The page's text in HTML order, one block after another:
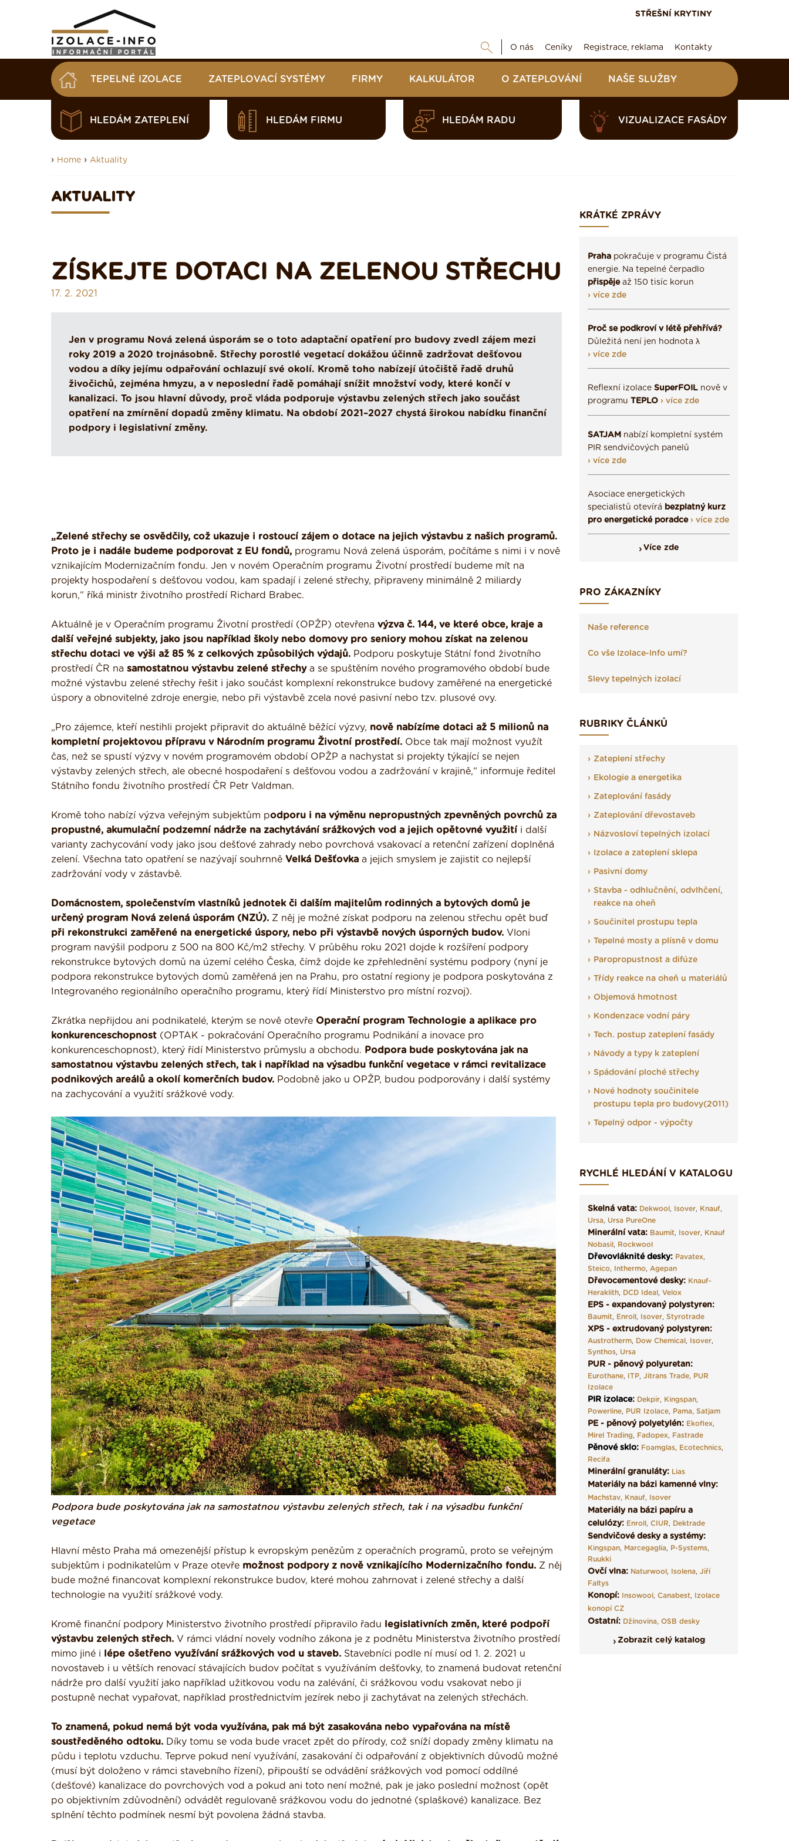
STŘEŠNÍ KRYTINY
O nás Ceníky Registrace, reklama Kontakty
TEPELNÉ IZOLACE ZATEPLOVACÍ SYSTÉMY FIRMY KALKULÁTOR O ZATEPLOVÁNÍ NAŠE SLUŽBY
HLEDÁM ZATEPLENÍ HLEDÁM FIRMU HLEDÁM RADU VIZUALIZACE FASÁDY
› Home › Aktuality
AKTUALITY
ZÍSKEJTE DOTACI NA ZELENOU STŘECHU
17. 2. 2021
Jen v programu Nová zelená úsporám se o toto adaptační opatření pro budovy zvedl zájem mezi
roky 2019 a 2020 trojnásobně. Střechy porostlé vegetací dokážou účinně zadržovat dešťovou
vodou a díky jejímu odpařování ochlazují své okolí. Kromě toho nabízejí útočiště řadě druhů
živočichů, zejména hmyzu, a v neposlední řadě pomáhají snížit množství vody, které končí v
kanalizaci. To jsou hlavní důvody, proč vláda podporuje výstavbu zelených střech jako součást
opatření na zmírnění dopadů změny klimatu. Na období 2021–2027 chystá širokou nabídku finanční
podpory i legislativní změny.
„Zelené střechy se osvědčily, což ukazuje i rostoucí zájem o dotace na jejich výstavbu z našich programů.
Proto je i nadále budeme podporovat z EU fondů, programu Nová zelená úsporám, počítáme s nimi i v nově
vznikajícím Modernizačním fondu. Jen v novém Operačním programu Životní prostředí budeme mít na
projekty hospodaření s dešťovou vodou, kam spadají i zelené střechy, připraveny minimálně 2 miliardy
korun,“ říká ministr životního prostředí Richard Brabec.
Aktuálně je v Operačním programu Životní prostředí (OPŽP) otevřena výzva č. 144, ve které obce, kraje a
další veřejné subjekty, jako jsou například školy nebo domovy pro seniory mohou získat na zelenou
střechu dotaci ve výši až 85 % z celkových způsobilých výdajů. Podporu poskytuje Státní fond životního
prostředí ČR na samostatnou výstavbu zelené střechya se spuštěním nového programového období bude
možné výstavbu zelené střechy řešit i jako součást komplexní rekonstrukce budovy zaměřené na energetické
úspory a obnovitelné zdroje energie, nebo při výstavbě zcela nové pasivní nebo tzv. plusové ovy.
„Pro zájemce, kteří nestihli projekt připravit do aktuálně běžící výzvy, nově nabízíme dotaci až 5 milionů na
kompletní projektovou přípravu v Národním programu Životní prostředí. Obce tak mají možnost využít
čas, než se spustí výzvy v novém programovém období OPŽP a nachystat si projekty týkající se nejen
výstavby zelených střech, ale obecné hospodaření s dešťovou vodou a zadržování v krajině,“ informuje ředitel
Státního fondu životního prostředí ČR Petr Valdman.
Kromě toho nabízí výzva veřejným subjektům podporu i na výměnu nepropustných zpevněných povrchů za
propustné, akumulační podzemní nádrže na zachytávání srážkových vod a jejich opětovné využití i další
varianty zachycování vody jako jsou dešťové zahrady nebo povrchová vsakovací a retenční zařízení doplněná
zelení. Všechna tato opatření se nazývají souhrnně Velká Dešťovka a jejich smyslem je zajistit co nejlepší
zadržování vody v zástavbě.
Domácnostem, společenstvím vlastníků jednotek či dalším majitelům rodinných a bytových domů je
určený program Nová zelená úsporám (NZÚ). Z něj je možné získat podporu na zelenou střechu opět buď
při rekonstrukci zaměřené na energetické úspory, nebo při výstavbě nových úsporných budov. Vloni
program navýšil podporu z 500 na 800 Kč/m2 střechy. V průběhu roku 2021 dojde k rozšíření podpory
rekonstrukce bytových domů na území celého Česka, čímž dojde ke zpřehlednění systému podpory (nyní je
podpora rekonstrukce bytových domů zaměřená jen na Prahu, pro ostatní regiony je podpora poskytována z
Integrovaného regionálního operačního programu, který řídí Ministerstvo pro místní rozvoj).
Zkrátka nepřijdou ani podnikatelé, kterým se nově otevře Operační program Technologie a aplikace pro
konkurenceschopnost (OPTAK - pokračování Operačního programu Podnikání a inovace pro
konkurenceschopnost), který řídí Ministerstvo průmyslu a obchodu.
Podpora bude poskytována jak na
samostatnou výstavbu zelených střech, tak i například na výsadbu funkční vegetace v rámci revitalizace
podnikových areálů a okolí komerčních budov. Podobně jako u OPŽP, budou podporovány i další systémy
na zachycování a využití srážkové vody.
Podpora bude poskytována jak na samostatnou výstavbu zelených střech, tak i na výsadbu funkční
vegetace
Hlavní město Praha má omezenější přístup k evropským penězům z operačních programů, proto se veřejným
subjektům i podnikatelům v Praze otevře možnost podpory z nově vznikajícího Modernizačního fondu. Z něj
bude možné financovat komplexní rekonstrukce budov, které mohou zahrnovat i zelené střechy a další
technologie na využití srážkové vody.
Kromě finanční podpory Ministerstvo životního prostředí připravilo řadu legislativních změn, které podpoří
výstavbu zelených střech. V rámci vládní novely vodního zákona je z podnětu Ministerstva životního prostředí
mimo jiné i lépe ošetřeno využívání srážkových vod u staveb. Stavebníci podle ní musí od 1. 2. 2021 u
novostaveb i u větších renovací stávajících budov počítat s využíváním dešťovky, to znamená budovat retenční
nádrže pro další využití jako například užitkovou vodu na zalévání, či srážkovou vodu vsakovat nebo ji
postupně nechat vypařovat, například prostřednictvím jezírek nebo ji zachytávat na zelených střechách.
To znamená, pokud nemá být voda využívána, pak má být zasakována nebo vypařována na místě
soustředěného odtoku. Díky tomu se voda bude vracet zpět do přírody, což sníží dopady změny klimatu na
půdu i teplotu vzduchu. Teprve pokud není využívání, zasakování či odpařování z objektivních důvodů možné
(musí být doloženo v rámci stavebního řízení), připouští se odvádění srážkových vod pomocí oddílné
(dešťové) kanalizace do povrchových vod a pokud ani toto není možné, pak je jako poslední možnost (opět
po objektivním zdůvodnění) odvádět regulovaně srážkovou vodu do jednotné (splaškové) kanalizace. Bez
splnění těchto podmínek nesmí být povolena žádná stavba.
KRÁTKÉ ZPRÁVY
Praha pokračuje v programu Čistá
energie. Na tepelné čerpadlo
přispějeaž 150 tisíc korun
› více zde
Proč se podkroví v létě přehřívá?
Důležitá není jen hodnota λ
› více zde
Reflexní izolace SuperFOIL nově v
programu TEPLO › více zde
SATJAM nabízí kompletní systém
PIR sendvičových panelů
› více zde
Asociace energetických
specialistů otevírá bezplatný kurz
pro energetické poradce › více zde
Více zde
PRO ZÁKAZNÍKY
Naše reference
Co vše Izolace-Info umí?
Slevy tepelných izolací
RUBRIKY ČLÁNKŮ
Zateplení střechy
Ekologie a energetika
Zateplování fasády
Zateplování dřevostaveb
Názvosloví tepelných izolací
Izolace a zateplení sklepa
Pasivní domy
Stavba - odhlučnění, odvlhčení,
reakce na oheň
Součinitel prostupu tepla
Tepelné mosty a plísně v domu
Paropropustnost a difúze
Třídy reakce na oheň u materiálů
Objemová hmotnost
Kondenzace vodní páry
Tech. postup zateplení fasády
Návody a typy k zateplení
Spádování ploché střechy
Nové hodnoty součinitele
prostupu tepla pro budovy(2011)
Tepelný odpor - výpočty
RYCHLÉ HLEDÁNÍ V KATALOGU
Skelná vata: Dekwool, Isover, Knauf,
Ursa, Ursa PureOne
Minerální vata: Baumit, Isover, Knauf
Nobasil, Rockwool
Dřevovláknité desky: Pavatex,
Steico, Inthermo, Agepan
Dřevocementové desky: Knauf-
Heraklith, DCD Ideal, Velox
EPS - expandovaný polystyren:
Baumit, Enroll, Isover, Styrotrade
XPS - extrudovaný polystyren:
Austrotherm, Dow Chemical, Isover,
Synthos, Ursa
PUR - pěnový polyuretan:
Eurothane, ITP, Jitrans Trade, PUR
Izolace
PIR izolace: Dekpir, Kingspan,
Powerline, PUR Izolace, Pama, Satjam
PE - pěnový polyetylén: Ekoflex,
Mirel Trading, Fadopex, Fastrade
Pěnové sklo: Foamglas, Ecotechnics,
Recifa
Minerální granuláty: Lias
Materiály na bázi kamenné vlny:
Machstav, Knauf, Isover
Materiály na bázi papíru a
celulózy: Enroll, CIUR, Dektrade
Sendvičové desky a systémy:
Kingspan, Marcegaglia, P-Systems,
Ruukki
Ovčí vlna: Naturwool, Isolena, Jiří
Faltys
Konopí: Insowool, Canabest, Izolace
konopí CZ
Ostatní: Džínovina, OSB desky
Zobrazit celý katalog